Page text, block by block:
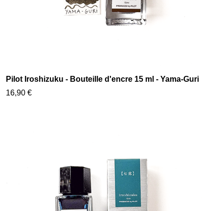
Pilot Iroshizuku - Bouteille d'encre 15 ml - Yama-Guri
16,90 €